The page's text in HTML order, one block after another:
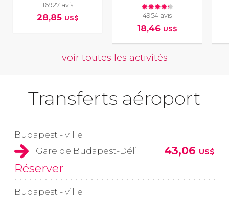
16927 avis
28,85 US$ 4954 avis
18,46 US$
voir toutes les activités
Transferts aéroport
Budapest - ville
Gare de Budapest-Déli
43,06 US$
Réserver
Budapest - ville